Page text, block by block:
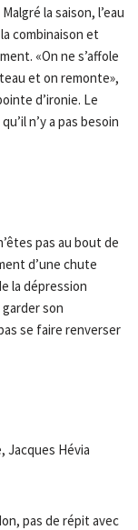
la saison, l’eau
combinaison et
«On ne s’affole
et on remonte»,
d’ironie. Le
n’y a pas besoin
pas au bout de
d’une chute
la dépression
son
se faire renverser
Jacques Hévia
pas de répit avec